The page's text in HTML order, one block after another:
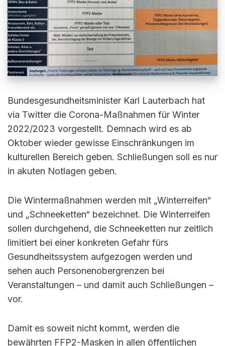
Bundesgesundheitsminister Karl Lauterbach hat
via Twitter die Corona-Maßnahmen für Winter
2022/2023 vorgestellt. Demnach wird es ab
Oktober wieder gewisse Einschränkungen im
kulturellen Bereich geben. Schließungen soll es nur
in akuten Notlagen geben.
Die Wintermaßnahmen werden mit „Winterreifen“
und „Schneeketten“ bezeichnet. Die Winterreifen
sollen durchgehend, die Schneeketten nur zeitlich
limitiert bei einer konkreten Gefahr fürs
Gesundheitssystem aufgezogen werden und
sehen auch Personenobergrenzen bei
Veranstaltungen – und damit auch Schließungen –
vor.
Damit es soweit nicht kommt, werden die
bewährten FFP2-Masken in allen öffentlichen